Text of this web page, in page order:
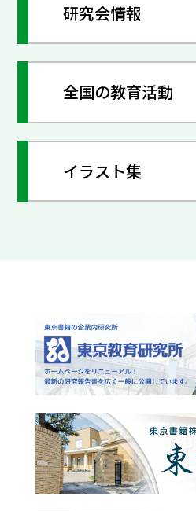
研究会情報
全国の教育活動
イラスト集